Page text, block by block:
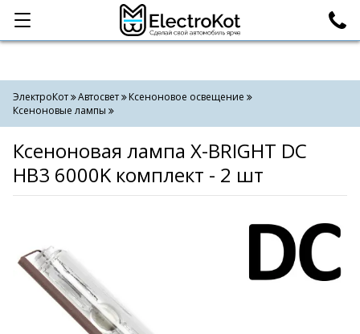
Категории Поиск
ЭлектроКот Автосвет
Ксеноновое освещение
Ксеноновые лампы
Ксеноновая лампа X-BRIGHT DC
HB3 6000K комплект - 2 шт